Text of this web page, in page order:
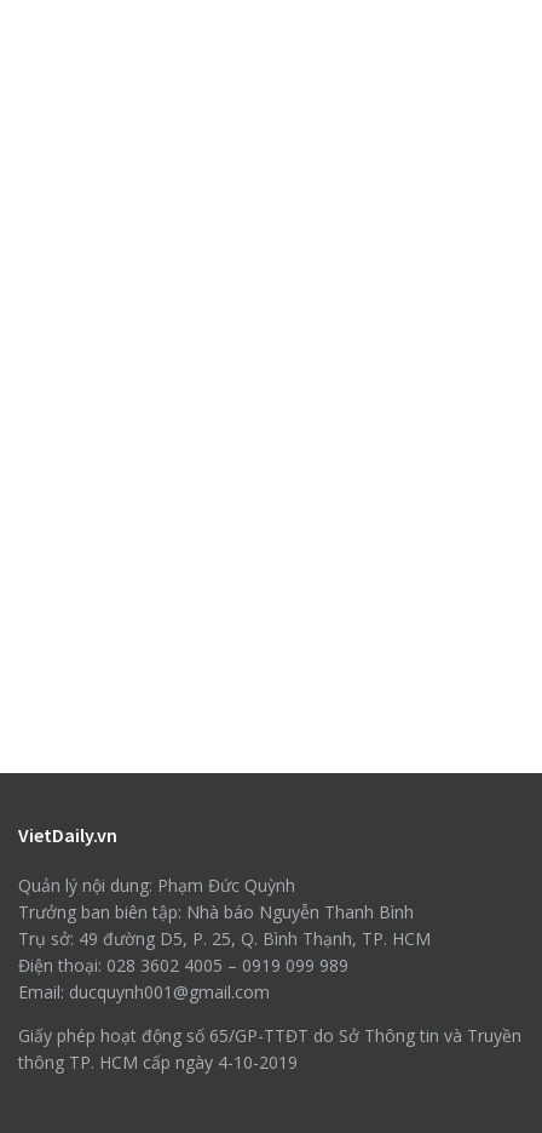
VietDaily.vn
Quản lý nội dung: Phạm Đức Quỳnh
Trưởng ban biên tập: Nhà báo Nguyễn Thanh Bình
Trụ sở: 49 đường D5, P. 25, Q. Bình Thạnh, TP. HCM
Điện thoại: 028 3602 4005 – 0919 099 989
Email: ducquynh001@gmail.com
Giấy phép hoạt động số 65/GP-TTĐT do Sở Thông tin và Truyền
thông TP. HCM cấp ngày 4-10-2019